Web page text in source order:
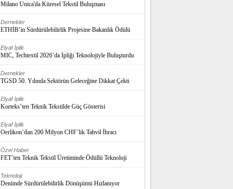
Milano Unica'da Küresel Tekstil Buluşması
Dernekler
ETHİB’in Sürdürülebilirlik Projesine Bakanlık Ödülü
Elyaf İplik
MIC, Techtextil 2026’da İpliği Teknolojiyle Buluşturdu
Dernekler
TGSD 50. Yılında Sektörün Geleceğine Dikkat Çekti
Elyaf İplik
Korteks’ten Teknik Tekstilde Güç Gösterisi
Elyaf İplik
Oerlikon’dan 200 Milyon CHF’lik Tahvil İhracı
Özel Haber
FET’ten Teknik Tekstil Üretiminde Ödüllü Teknoloji
Teknoloji
Denimde Sürdürülebilirlik Dönüşümü Hızlanıyor